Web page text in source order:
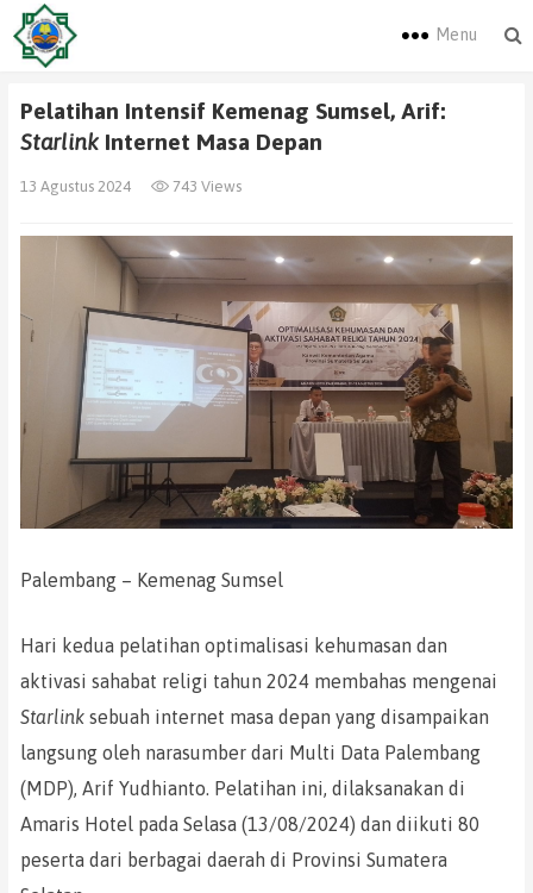
Menu
Pelatihan Intensif Kemenag Sumsel, Arif:
StarlinkInternet Masa Depan
13 Agustus 2024 743 Views
Palembang – Kemenag Sumsel
Hari kedua pelatihan optimalisasi kehumasan dan
aktivasi sahabat religi tahun 2024 membahas mengenai
Starlinksebuah internet masa depan yang disampaikan
langsung oleh narasumber dari Multi Data Palembang
(MDP), Arif Yudhianto. Pelatihan ini, dilaksanakan di
Amaris Hotel pada Selasa (13/08/2024) dan diikuti 80
peserta dari berbagai daerah di Provinsi Sumatera